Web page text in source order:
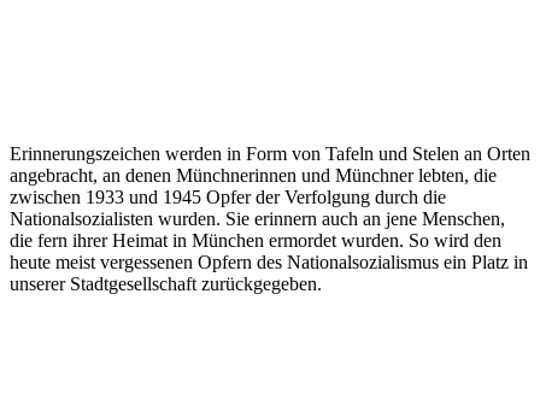
Erinnerungszeichen werden in Form von Tafeln und Stelen an Orten
angebracht, an denen Münchnerinnen und Münchner lebten, die
zwischen 1933 und 1945 Opfer der Verfolgung durch die
Nationalsozialisten wurden. Sie erinnern auch an jene Menschen,
die fern ihrer Heimat in München ermordet wurden. So wird den
heute meist vergessenen Opfern des Nationalsozialismus ein Platz in
unserer Stadtgesellschaft zurückgegeben.